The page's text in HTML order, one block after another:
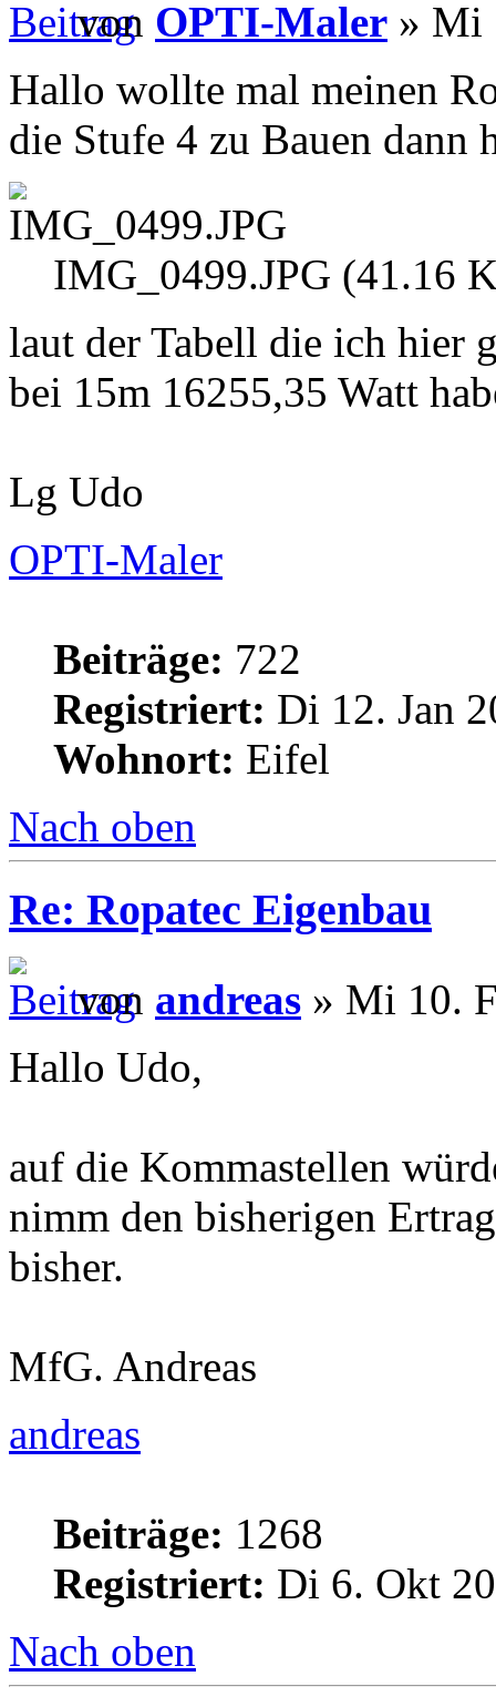
von OPTI-Maler » Mi
Hallo wollte mal meinen
die Stufe 4 zu Bauen dann
IMG_0499.JPG (41.16
laut der Tabell die ich hier
bei 15m 16255,35 Watt
Lg Udo
OPTI-Maler
Beiträge: 722
Registriert: Di 12. Jan
Wohnort: Eifel
Nach oben
Re: Ropatec Eigenbau
von andreas » Mi 10.
Hallo Udo,
auf die Kommastellen
nimm den bisherigen
bisher.
MfG. Andreas
andreas
Beiträge: 1268
Registriert: Di 6. Okt
Nach oben